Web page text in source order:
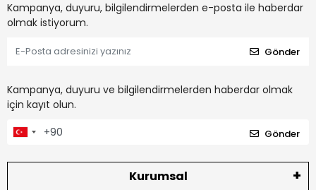
Kampanya, duyuru, bilgilendirmelerden e-posta ile haberdar
olmak istiyorum.
Gönder
Kampanya, duyuru ve bilgilendirmelerden haberdar olmak
için kayıt olun.
Gönder
Kurumsal